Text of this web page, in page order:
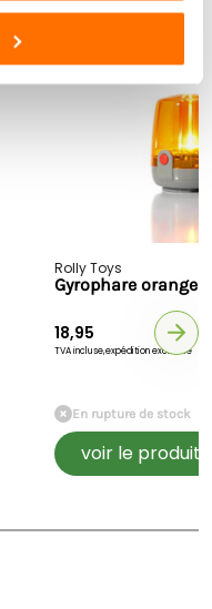
vu...
Rolly Toys
Gyrophare orange
18,95
TVA incluse,expédition exclusive
En rupture de stock
voir le produit